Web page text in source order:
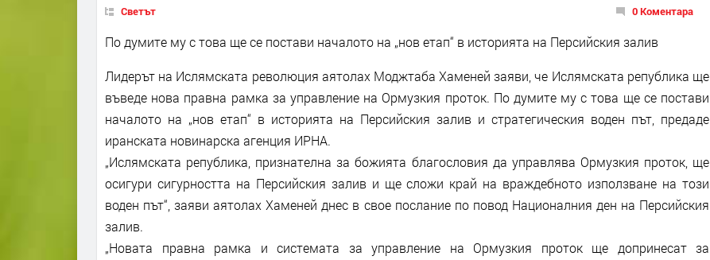
Светът 0 Коментара
По думите му с това ще се постави началото на „нов етап“ в историята на Персийския залив
Лидерът на Ислямската революция аятолах Моджтаба Хаменей заяви, че Ислямската република ще
въведе нова правна рамка за управление на Ормузкия проток. По думите му с това ще се постави
началото на „нов етап“ в историята на Персийския залив и стратегическия воден път, предаде
иранската новинарска агенция ИРНА.
„Ислямската република, признателна за божията благословия да управлява Ормузкия проток, ще
осигури сигурността на Персийския залив и ще сложи край на враждебното използване на този
воден път“, заяви аятолах Хаменей днес в свое послание по повод Националния ден на Персийския
залив.
„Новата правна рамка и системата за управление на Ормузкия проток ще допринесат за